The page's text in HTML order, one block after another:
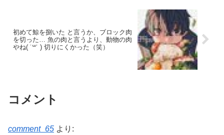
方は他国とグラフを見て意味がある数字
初めて鯨を捌いた と言うか、ブロック肉
を切った… 魚の肉と言うより、動物の肉
やね( ˙꒳​˙ ) 切りにくかった（笑）
コメント
comment_65 より: